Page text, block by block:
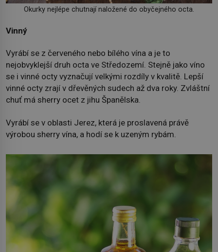
Okurky nejlépe chutnají naložené do obyčejného octa.
Vinný
Vyrábí se z červeného nebo bílého vína a je to
nejobvyklejší druh octa ve Středozemí. Stejně jako víno
se i vinné octy vyznačují velkými rozdíly v kvalitě. Lepší
vinné octy zrají v dřevěných sudech až dva roky. Zvláštní
chuť má sherry ocet z jihu Španělska.
Vyrábí se v oblasti Jerez, která je proslavená právě
výrobou sherry vína, a hodí se k uzeným rybám.